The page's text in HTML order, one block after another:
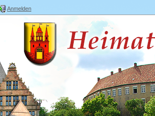
Anmelden